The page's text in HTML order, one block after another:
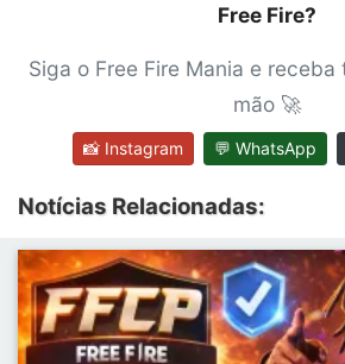
Free Fire?
Siga o Free Fire Mania e
mão 🚀
📸 Instagram 💬 WhatsApp
Notícias Relacionadas: